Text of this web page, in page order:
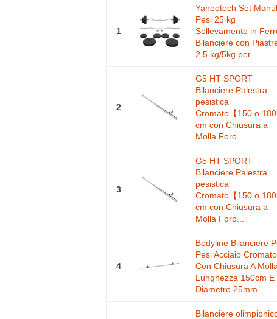
1
Yaheetech Set
Pesi 25 kg
Sollevamento in
Bilanciere con
2,5 kg/5kg per...
2
G5 HT SPORT
Bilanciere Palestra
pesistica
Cromato【150 o 180
cm con Chiusura a
Molla Foro...
3
G5 HT SPORT
Bilanciere Palestra
pesistica
Cromato【150 o 180
cm con Chiusura a
Molla Foro...
4
Bodyline Bilanciere
Pesi Acciaio Cromato
Con Chiusura A Molla
Lunghezza 150cm E
Diametro 25mm...
Bilanciere